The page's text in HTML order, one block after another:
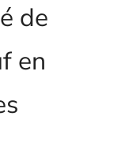
de
en